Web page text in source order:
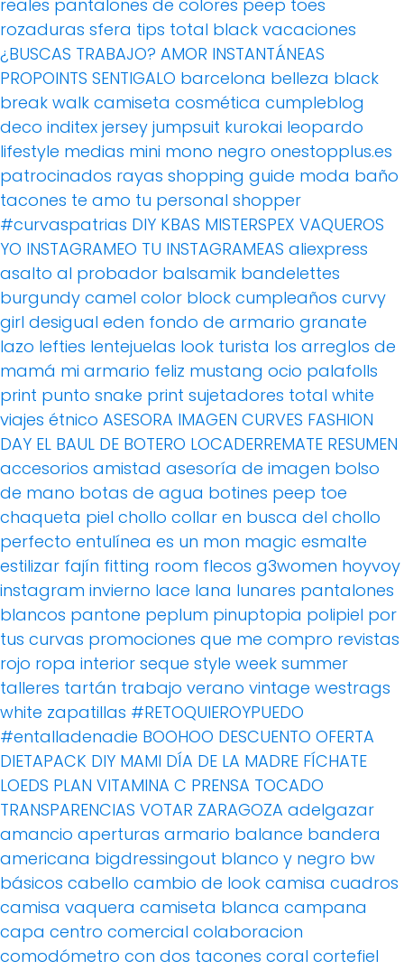
reales pantalones de colores peep toes
rozaduras sfera tips total black vacaciones
¿BUSCAS TRABAJO? AMOR INSTANTÁNEAS
PROPOINTS SENTIGALO barcelona belleza black
break walk camiseta cosmética cumpleblog
deco inditex jersey jumpsuit kurokai leopardo
lifestyle medias mini mono negro onestopplus.es
patrocinados rayas shopping guide moda baño
tacones te amo tu personal shopper
#curvaspatrias DIY KBAS MISTERSPEX VAQUEROS
YO INSTAGRAMEO TU INSTAGRAMEAS aliexpress
asalto al probador balsamik bandelettes
burgundy camel color block cumpleaños curvy
girl desigual eden fondo de armario granate
lazo lefties lentejuelas look turista los arreglos de
mamá mi armario feliz mustang ocio palafolls
print punto snake print sujetadores total white
viajes étnico ASESORA IMAGEN CURVES FASHION
DAY EL BAUL DE BOTERO LOCADERREMATE RESUMEN
accesorios amistad asesoría de imagen bolso
de mano botas de agua botines peep toe
chaqueta piel chollo collar en busca del chollo
perfecto entulínea es un mon magic esmalte
estilizar fajín fitting room flecos g3women hoyvoy
instagram invierno lace lana lunares pantalones
blancos pantone peplum pinuptopia polipiel por
tus curvas promociones que me compro revistas
rojo ropa interior seque style week summer
talleres tartán trabajo verano vintage westrags
white zapatillas #RETOQUIEROYPUEDO
#entalladenadie BOOHOO DESCUENTO OFERTA
DIETAPACK DIY MAMI DÍA DE LA MADRE FÍCHATE
LOEDS PLAN VITAMINA C PRENSA TOCADO
TRANSPARENCIAS VOTAR ZARAGOZA adelgazar
amancio aperturas armario balance bandera
americana bigdressingout blanco y negro bw
básicos cabello cambio de look camisa cuadros
camisa vaquera camiseta blanca campana
capa centro comercial colaboracion
comodómetro con dos tacones coral cortefiel